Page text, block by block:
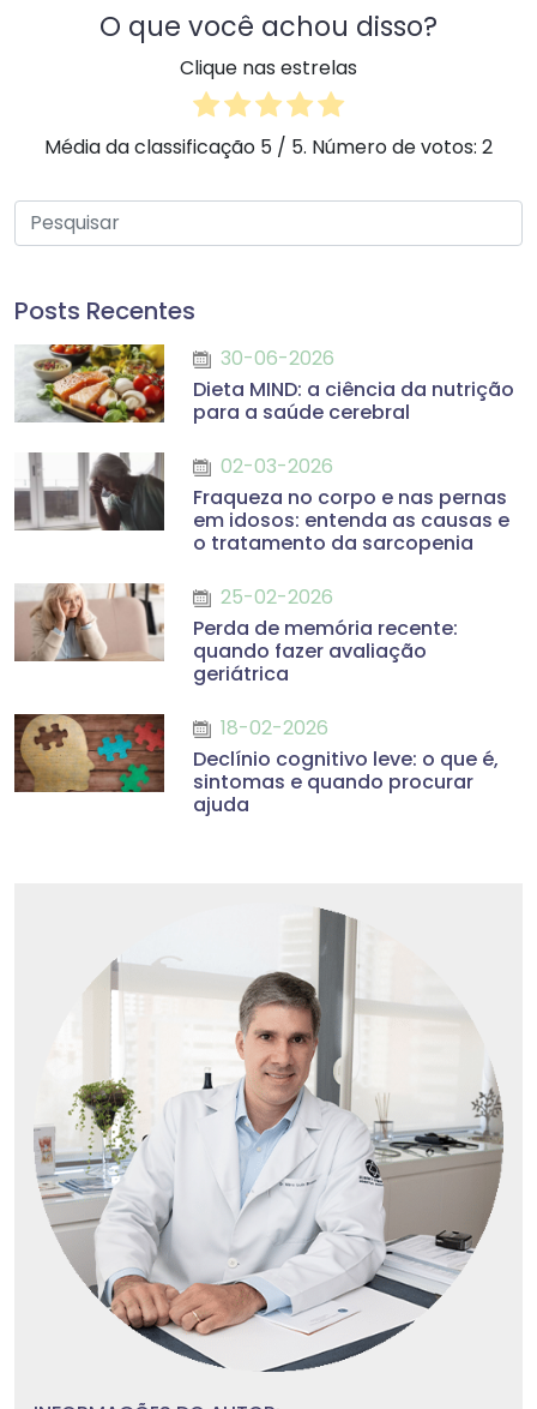
O que você achou disso?
Clique nas estrelas
Média da classificação 5 / 5. Número de votos: 2
Posts Recentes
30-06-2026
Dieta MIND: a ciência da nutrição
para a saúde cerebral
02-03-2026
Fraqueza no corpo e nas pernas
em idosos: entenda as causas e
o tratamento da sarcopenia
25-02-2026
Perda de memória recente:
quando fazer avaliação
geriátrica
18-02-2026
Declínio cognitivo leve: o que é,
sintomas e quando procurar
ajuda